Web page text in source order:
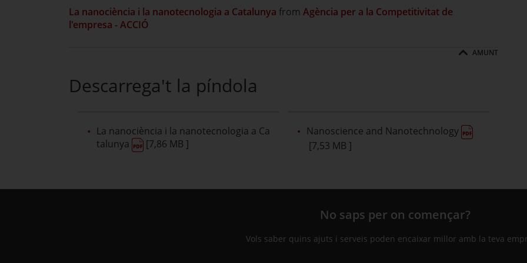
La nanociència i la nanotecnologia a Catalunya from Agència per a la Competitivitat de
l'empresa - ACCIÓ
AMUNT
Descarrega't la píndola
La nanociència i la nanotecnologia a Ca
talunya
[7,86 MB ]
Nanoscience and Nanotechnology
[7,53 MB ]
No saps per on començar?
Vols saber quins ajuts i serveis poden encaixar millor amb la teva